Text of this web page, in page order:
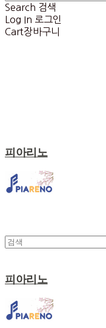
Search 검색
Log In 로그인
Cart장바구니
피아리노
피아리노